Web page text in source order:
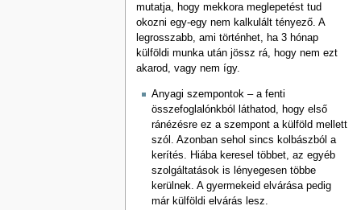
mutatja, hogy mekkora meglepetést tud
okozni egy-egy nem kalkulált tényező. A
legrosszabb, ami történhet, ha 3 hónap
külföldi munka után jössz rá, hogy nem ezt
akarod, vagy nem így.
Anyagi szempontok – a fenti
összefoglalónkból láthatod, hogy első
ránézésre ez a szempont a külföld mellett
szól. Azonban sehol sincs kolbászból a
kerítés. Hiába keresel többet, az egyéb
szolgáltatások is lényegesen többe
kerülnek. A gyermekeid elvárása pedig
már külföldi elvárás lesz.